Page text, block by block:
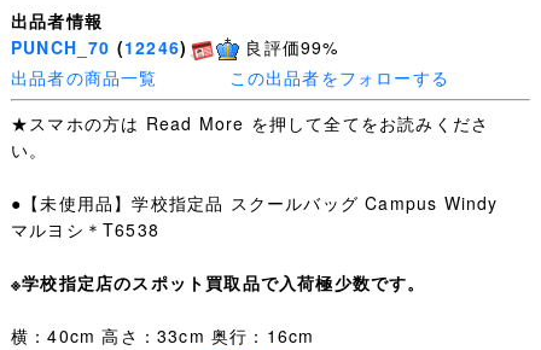
出品者情報
PUNCH_70 (12246)
良評価99%
出品者の商品一覧
この出品者をフォローする
★スマホの方は Read More を押して全てをお読みくださ
い。
●【未使用品】学校指定品 スクールバッグ Campus Windy
マルヨシ＊T6538
※学校指定店のスポット買取品で入荷極少数です。
横：40cm 高さ：33cm 奥行：16cm